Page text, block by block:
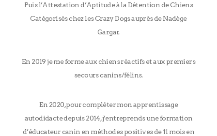
Puis l’Attestation d’Aptitude à la Détention de Chiens
Catégorisés chez les Crazy Dogs auprès de Nadège
Gargar.
En 2019 je me forme aux chiens réactifs et aux premiers
secours canins/félins.
En 2020, pour compléter mon apprentissage
autodidacte depuis 2014, j’entreprends une formation
d’éducateur canin en méthodes positives de 11 mois en